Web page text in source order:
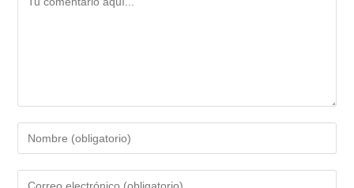
Introduce
tu
nombre
Introduce